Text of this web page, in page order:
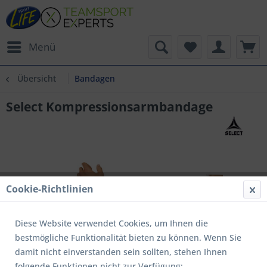
Menü
Übersicht Bandagen
Select Kompressionsarmbandage
Cookie-Richtlinien
Diese Website verwendet Cookies, um Ihnen die
bestmögliche Funktionalität bieten zu können. Wenn Sie
damit nicht einverstanden sein sollten, stehen Ihnen